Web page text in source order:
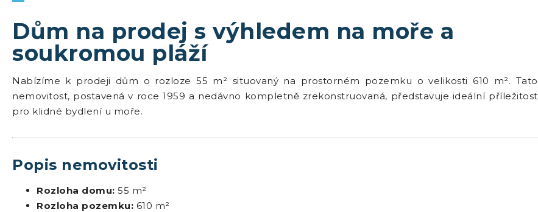
Dům na prodej s výhledem na moře a
soukromou pláží
Nabízíme k prodeji dům o rozloze 55 m² situovaný na prostorném pozemku o velikosti 610 m². Tato
nemovitost, postavená v roce 1959 a nedávno kompletně zrekonstruovaná, představuje ideální příležitost
pro klidné bydlení u moře.
Popis nemovitosti
Rozloha domu: 55 m²
Rozloha pozemku: 610 m²